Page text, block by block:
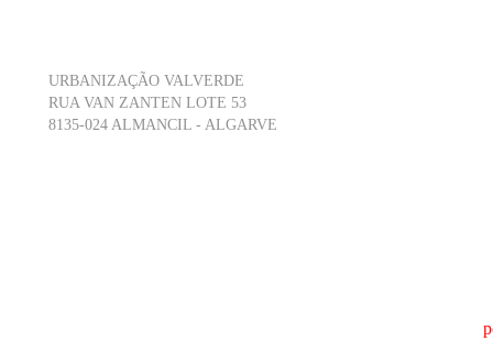
URBANIZAÇÃO VALVERDE
RUA VAN ZANTEN LOTE 53
8135-024 ALMANCIL - ALGARVE